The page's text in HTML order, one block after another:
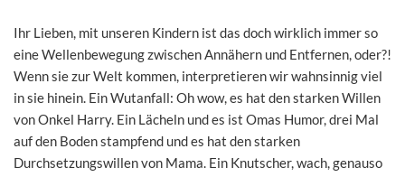
Ihr Lieben, mit unseren Kindern ist das doch wirklich immer so
eine Wellenbewegung zwischen Annähern und Entfernen, oder?!
Wenn sie zur Welt kommen, interpretieren wir wahnsinnig viel
in sie hinein. Ein Wutanfall: Oh wow, es hat den starken Willen
von Onkel Harry. Ein Lächeln und es ist Omas Humor, drei Mal
auf den Boden stampfend und es hat den starken
Durchsetzungswillen von Mama. Ein Knutscher, wach, genauso